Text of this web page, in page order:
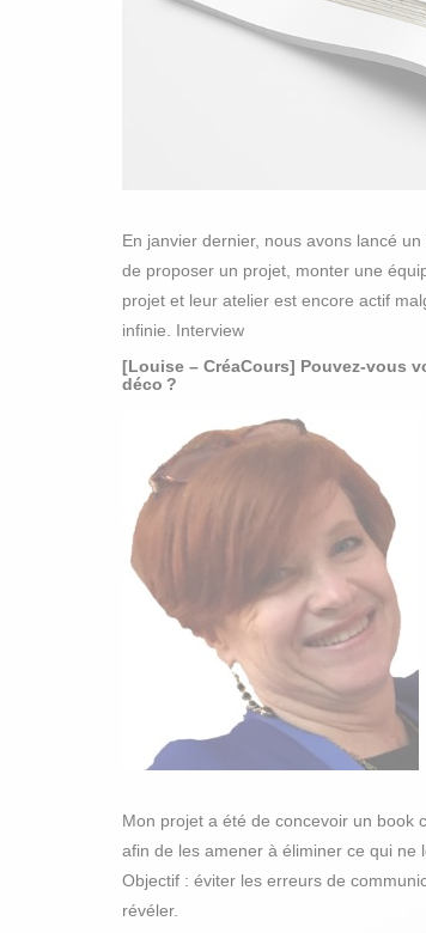
En janvier dernier, nous avons lancé
de proposer un projet, monter une
projet et leur atelier est encore actif
infinie. Interview
[Louise – CréaCours] Pouvez-vous
déco ?
Mon projet a été de concevoir un book
afin de les amener à éliminer ce qui
Objectif : éviter les erreurs de
révéler.